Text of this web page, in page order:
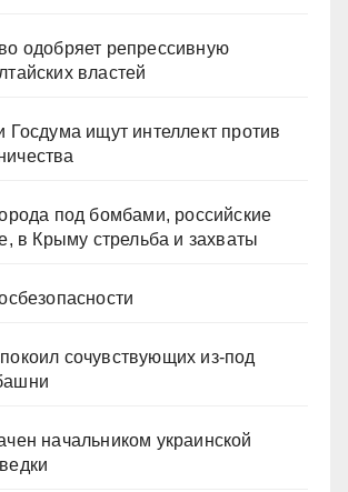
одобряет репрессивную
властей
Госдума ищут интеллект против
под бомбами, российские
в Крыму стрельба и захваты
сочувствующих из-под
начальником украинской